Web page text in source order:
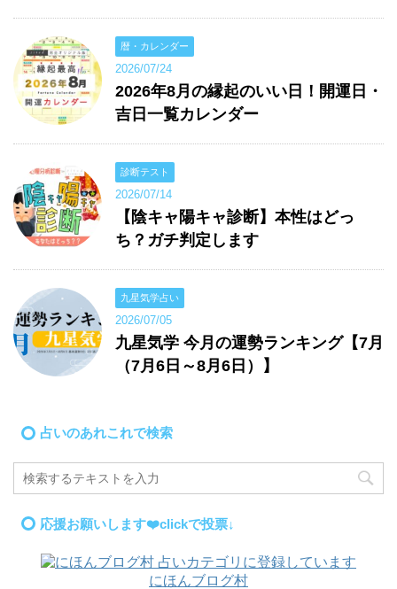
暦・カレンダー
2026/07/24
2026年8月の縁起のいい日！開運日・
吉日一覧カレンダー
診断テスト
2026/07/14
【陰キャ陽キャ診断】本性はどっ
ち？ガチ判定します
九星気学占い
2026/07/05
九星気学 今月の運勢ランキング【7月
（7月6日～8月6日）】
占いのあれこれで検索
応援お願いします❤️clickで投票↓
にほんブログ村